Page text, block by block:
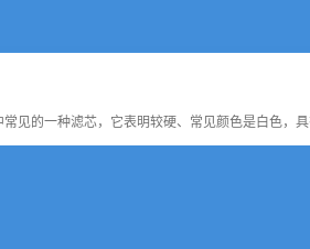
见的一种滤芯，它表明较硬、常见颜色是白色，